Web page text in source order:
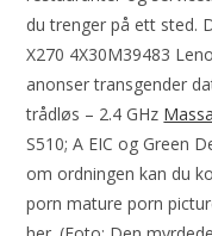
du trenger på ett sted.
X270 4X30M39483
anonser transgender
trådløs – 2.4 GHz
S510; A EIC og Green
om ordningen kan du
porn mature porn